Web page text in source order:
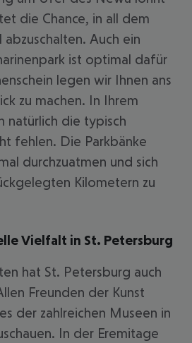
die Chance, in all dem
Auch ein
ist optimal dafür
legen wir Ihnen ans
zu machen. In Ihrem
natürlich die typisch
fehlen. Die Parkbänke
durchzuatmen und sich
Kilometern zu
Vielfalt in St. Petersburg
hat St. Petersburg auch
Freunden der Kunst
der zahlreichen Museen in
In der Eremitage